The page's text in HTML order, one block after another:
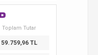
Toplam Tutar
59.759,96 TL